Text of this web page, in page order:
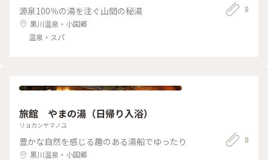
源泉100％の湯を注ぐ山間の秘湯
黒川温泉・小国郷
温泉・スパ
8
旅館 やまの湯（日帰り入浴）
リョカンヤマノユ
豊かな自然を感じる趣のある湯船でゆったり
黒川温泉・小国郷
8